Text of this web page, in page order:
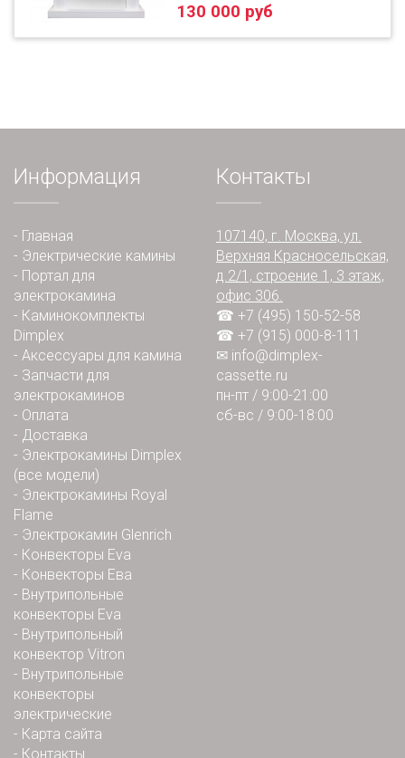
130 000 руб
Информация
- Главная
- Электрические камины
- Портал для
электрокамина
- Каминокомплекты
Dimplex
- Аксессуары для камина
- Запчасти для
электрокаминов
- Оплата
- Доставка
- Электрокамины Dimplex
(все модели)
- Электрокамины Royal
Flame
- Электрокамин Glenrich
- Конвекторы Eva
- Конвекторы Ева
- Внутрипольные
конвекторы Eva
- Внутрипольный
конвектор Vitron
- Внутрипольные
конвекторы
электрические
- Карта сайта
- Контакты
Контакты
107140, г. Москва, ул.
Верхняя Красносельская,
д.2/1, строение 1, 3 этаж,
офис 306.
☎ +7 (495) 150-52-58
☎ +7 (915) 000-8-111
✉ info@dimplex-
cassette.ru
пн-пт / 9:00-21:00
сб-вс / 9:00-18:00